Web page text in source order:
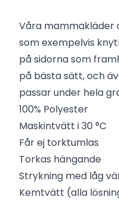
Våra mammakläder
som exempelvis
på sidorna som
på bästa sätt, och
passar under hela
100% Polyester
Maskintvätt i 30 °C
Får ej torktumlas
Torkas hängande
Strykning med låg
Kemtvätt (alla